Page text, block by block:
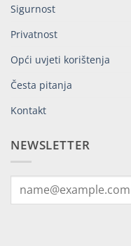
Sigurnost
Privatnost
Opći uvjeti korištenja
Česta pitanja
Kontakt
NEWSLETTER